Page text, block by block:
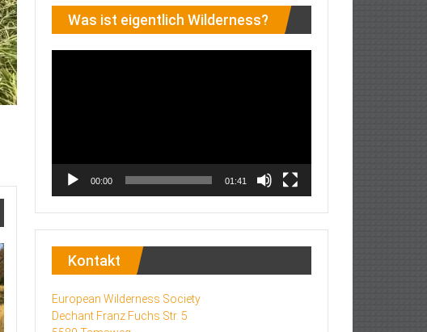
Was ist eigentlich Wilderness?
00:00 01:41
Kontakt
European Wilderness Society
Dechant Franz Fuchs Str. 5